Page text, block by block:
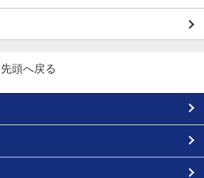
先頭へ戻る